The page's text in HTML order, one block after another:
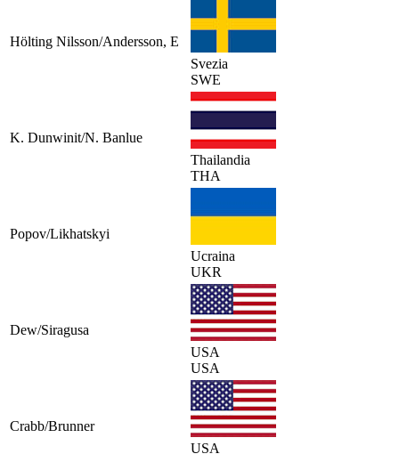
Hölting Nilsson/Andersson, E
Svezia
SWE
K. Dunwinit/N. Banlue
Thailandia
THA
Popov/Likhatskyi
Ucraina
UKR
Dew/Siragusa
USA
USA
Crabb/Brunner
USA